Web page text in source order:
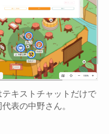
キストチャットだけで
表の中野さん。